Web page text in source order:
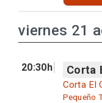
viernes 21
20:30h Corta
Corta El
Pequeño